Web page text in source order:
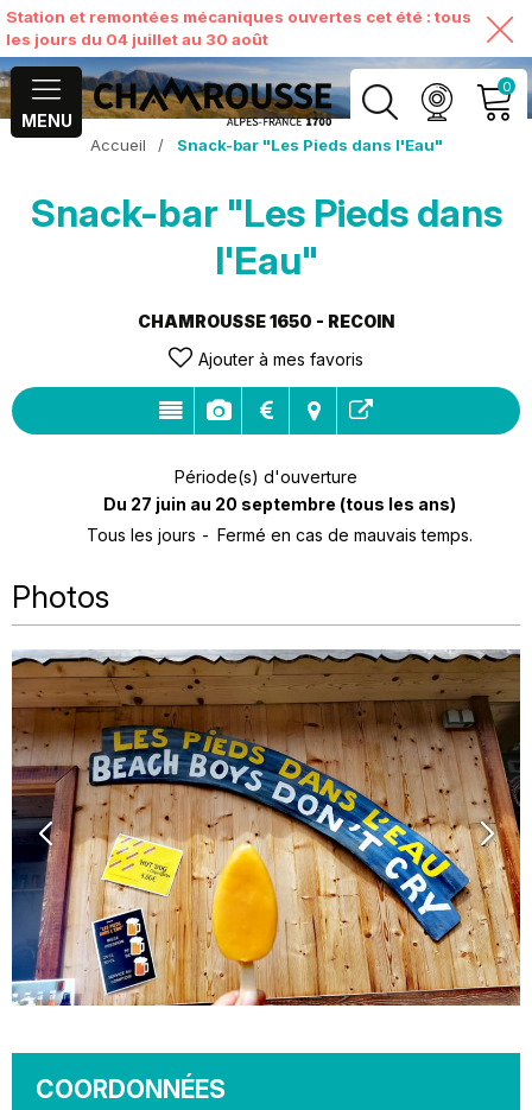
Station et remontées mécaniques ouvertes cet été : tous
les jours du 04 juillet au 30 août
MENU
0
MON COMPTE
VOIR MON PANIER
Accueil / Snack-bar "Les Pieds dans l'Eau"
Snack-bar "Les Pieds dans
l'Eau"
CHAMROUSSE 1650 - RECOIN
Ajouter à mes favoris
Période(s) d'ouverture
Du 27 juin au 20 septembre (tous les ans)
Tous les jours
Fermé en cas de mauvais temps.
Photos
COORDONNÉES